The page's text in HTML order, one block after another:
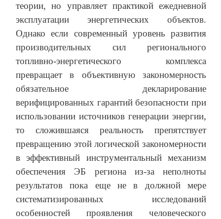
теории, но управляет практикой ежедневной
эксплуатации энергетических объектов.
Однако если современный уровень развития
производительных сил регионального
топливно-энергетического комплекса
превращает в объективную закономерность
обязательное декларирование
верифицированных гарантий безопасности при
использовании источников генерации энергии,
то сложившаяся реальность препятствует
превращению этой логической закономерности
в эффективный инструментальный механизм
обеспечения ЭБ региона из-за неполноты
результатов пока еще не в должной мере
систематизированных исследований
особенностей проявления человеческого